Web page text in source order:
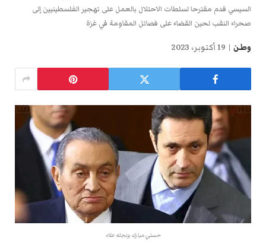
السيسي قدم مقترحا لسلطات الاحتلال بالعمل على تهجير الفلسطينيين إلى
صحراء النقب لحين القضاء على فصائل المقاومة في غزة
وطن 19 أكتوبر، 2023
حسني مبارك ونجله علاء